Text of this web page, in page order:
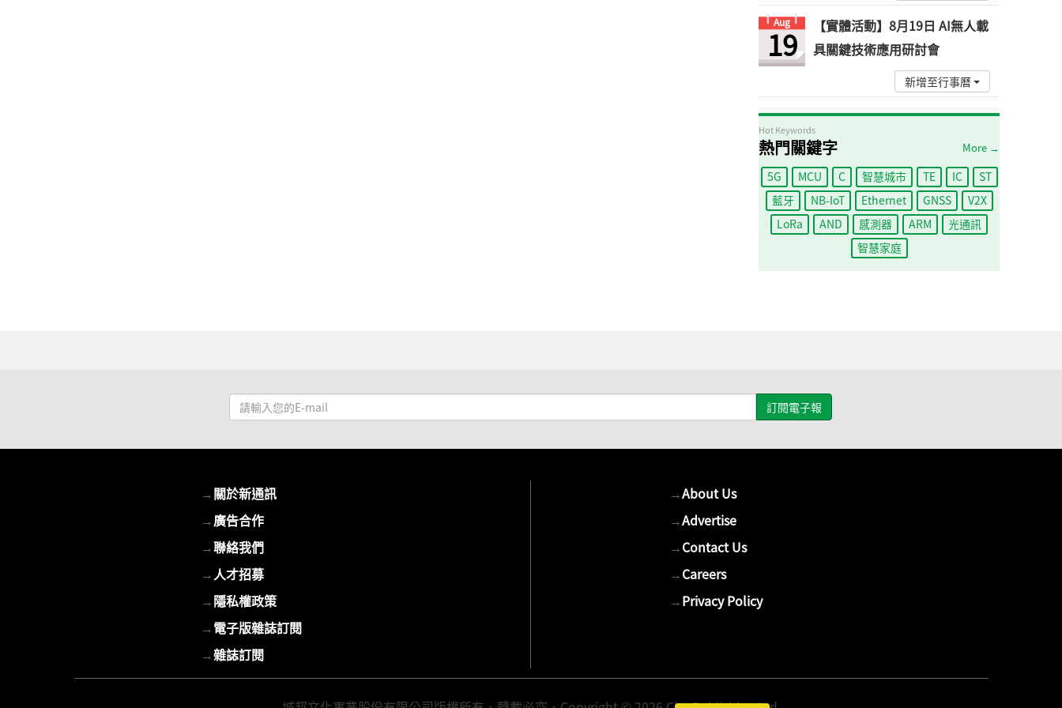
Aug
19
【實體活動】8月19日 AI無人載
具關鍵技術應用研討會
新增至行事曆
Hot Keywords
熱門關鍵字 More →
5G MCU C 智慧城市 TE IC
ST
藍牙
NB-IoT Ethernet GNSS
V2X
LoRa
AND 感測器 ARM
光通訊
智慧家庭
請
輸
E-
mail
→關於新通訊
→廣告合作
→聯絡我們
→人才招募
→隱私權政策
→電子版雜誌訂閱
→雜誌訂閱
→About Us
→Advertise
→Contact Us
→Careers
→Privacy Policy